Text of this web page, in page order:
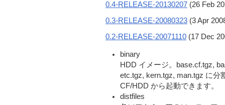
0.4-RELEASE-20130207 (26 Feb
0.3-RELEASE-20080323 (3 Apr
0.2-RELEASE-20071110 (17 Dec
binary
HDD イメージ。base.cf.tgz,
etc.tgz, kern.tgz, man.tgz に分
CF/HDD から起動できます。
distfiles